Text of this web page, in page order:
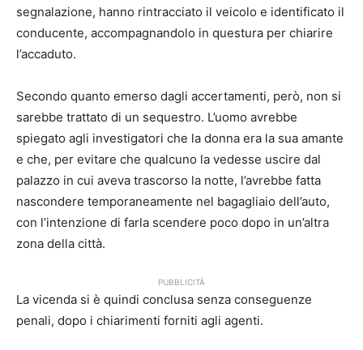
segnalazione, hanno rintracciato il veicolo e identificato il
conducente, accompagnandolo in questura per chiarire
l’accaduto.
Secondo quanto emerso dagli accertamenti, però, non si
sarebbe trattato di un sequestro. L’uomo avrebbe
spiegato agli investigatori che la donna era la sua amante
e che, per evitare che qualcuno la vedesse uscire dal
palazzo in cui aveva trascorso la notte, l’avrebbe fatta
nascondere temporaneamente nel bagagliaio dell’auto,
con l’intenzione di farla scendere poco dopo in un’altra
zona della città.
PUBBLICITÀ
La vicenda si è quindi conclusa senza conseguenze
penali, dopo i chiarimenti forniti agli agenti.